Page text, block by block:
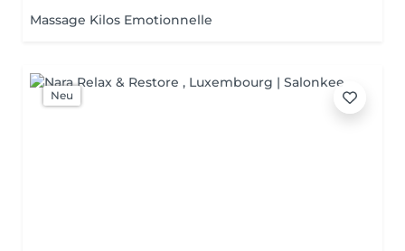
Massage Kilos Emotionnelle
Neu